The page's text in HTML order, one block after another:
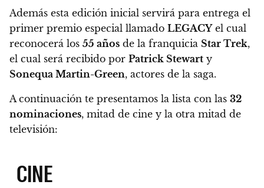
Además esta edición inicial servirá para entrega el
primer premio especial llamado LEGACYel cual
reconocerá los 55 años de la franquicia Star Trek,
el cual será recibido por Patrick Stewart y
Sonequa Martin-Green, actores de la saga.
A continuación te presentamos la lista con las 32
nominaciones, mitad de cine y la otra mitad de
televisión:
CINE